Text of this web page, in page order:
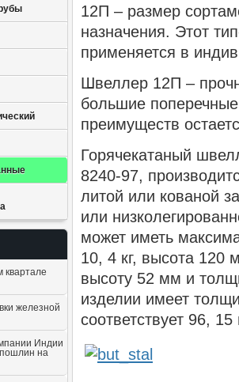
квартале
железной
Индии
на
12П – размер
назначения. Этот
применяется в
Швеллер 12П –
большие
преимуществ
Горячекатаный
8240-97,
литой или кованой
или
может иметь
10, 4 кг, высота 120
высоту 52 мм и
изделии имеет
соответствует 96,